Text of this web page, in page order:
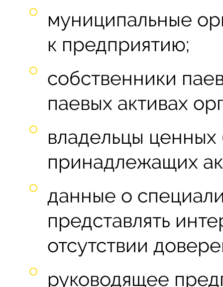
муниципальные
к предприятию;
собственники
паевых активах
владельцы
принадлежащих
данные о
представлять
отсутствии
руководящее